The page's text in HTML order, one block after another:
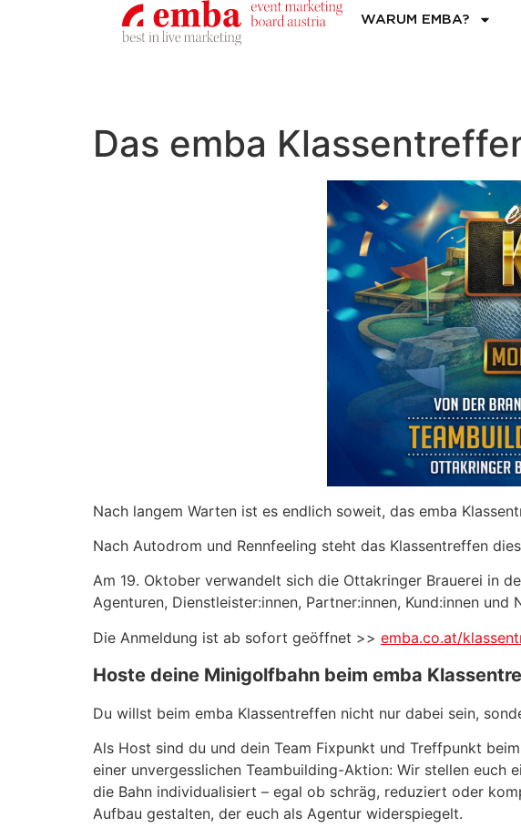
WARUM EMBA?
Das emba
Nach langem Warten ist es endlich soweit, das emba
Nach Autodrom und Rennfeeling steht das Klassentreffen
Am 19. Oktober verwandelt sich die Ottakringer Brauerei in
Agenturen, Dienstleister:innen, Partner:innen, Kund:innen
Die Anmeldung ist ab sofort geöffnet >> emba.co.at/
Hoste deine Minigolfbahn beim emba
Du willst beim emba Klassentreffen nicht nur dabei sein,
Als Host sind du und dein Team Fixpunkt und Treffpunkt
einer unvergesslichen Teambuilding-Aktion: Wir stellen
die Bahn individualisiert – egal ob schräg, reduziert oder
Aufbau gestalten, der euch als Agentur widerspiegelt.